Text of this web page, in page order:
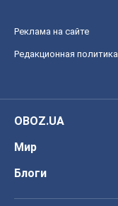
Реклама на сайте
Редакционная политика
OBOZ.UA
Мир
Блоги